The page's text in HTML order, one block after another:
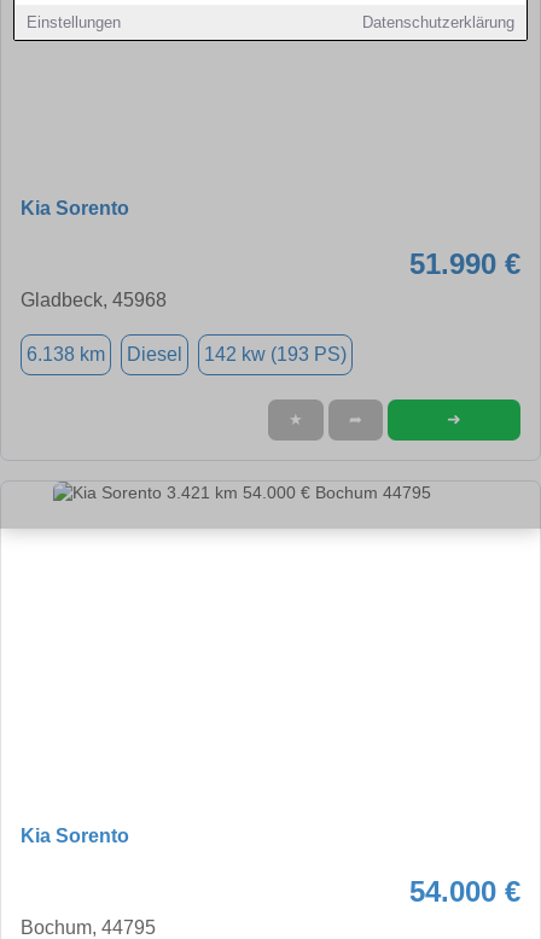
Einstellungen Datenschutzerklärung
Kia Sorento
51.990 €
Gladbeck, 45968
6.138 km Diesel 142 kw (193 PS)
★ ➦ ➜
Kia Sorento
54.000 €
Bochum, 44795